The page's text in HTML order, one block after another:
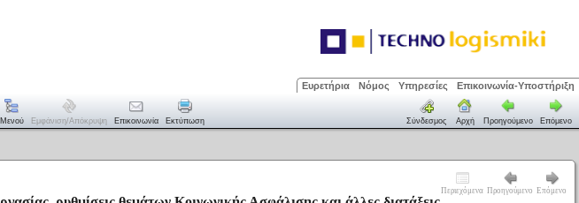
Ευρετήρια Νόμος Υπηρεσίες Επικοινωνία-Υποστήριξη
Μενού Εμφάνιση/απόκρυψη Επικοινωνία Εκτύπωση Σύνδεσμος Αρχή Προηγούμενο Επόμενο